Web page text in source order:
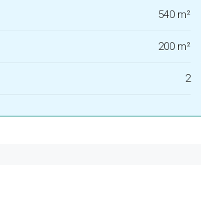
540 m²
200 m²
2